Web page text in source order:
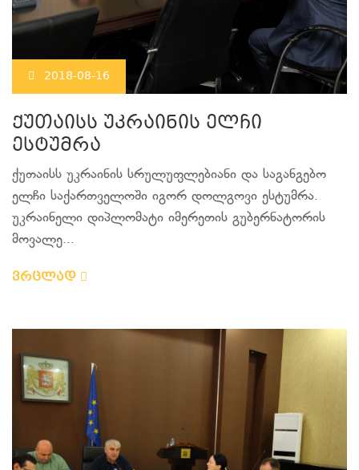
2018-08-16
ქუთაისს უკრაინის ელჩი
ესტუმრა
ქუთაისს უკრაინის სრულუფლებიანი და საგანგებო
ელჩი საქართველოში იგორ დოლგოვი ესტუმრა.
უკრაინელი დიპლომატი იმერეთის გუბერნატორის
მოვალე...
ვრცლად